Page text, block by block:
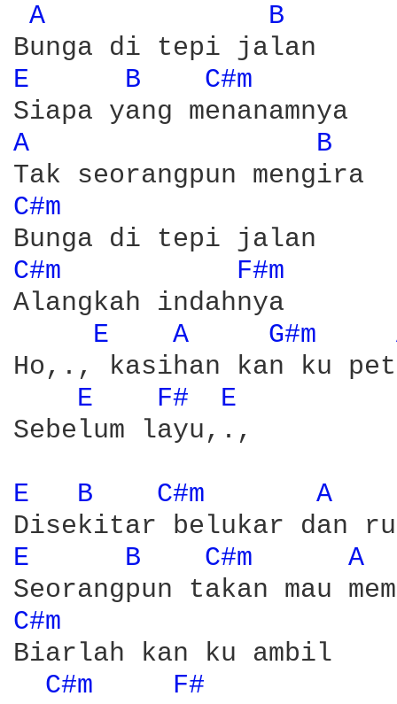
A
B
E
B
C#m
A
B
C#m
C#m
F#m
Alangkah indahnya
E
A G#m
Ho,., kasihan kan ku
E
F#
E
Sebelum layu,.,
E B C#m A
E B C#m A
C#m
Biarlah kan ku ambil
C#m
F#